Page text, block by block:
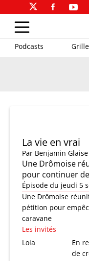
Podcasts Grille
La vie en vrai
Par Benjamin Glaise
Une Drômoise
pour continuer
Épisode du jeudi 5
Une Drômoise
pétition pour
caravane
Les invités
Lola
En
de